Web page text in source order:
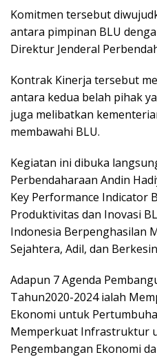
Komitmen tersebut
antara pimpinan BLU
Direktur Jenderal
Kontrak Kinerja tersebut
antara kedua belah pihak
juga melibatkan
membawahi BLU.
Kegiatan ini dibuka
Perbendaharaan Andin
Key Performance Indicator
Produktivitas dan Inovasi
Indonesia Berpenghasilan
Sejahtera, Adil, dan
Adapun 7 Agenda
Tahun2020-2024 ialah
Ekonomi untuk
Memperkuat Infrastruktur
Pengembangan Ekonomi